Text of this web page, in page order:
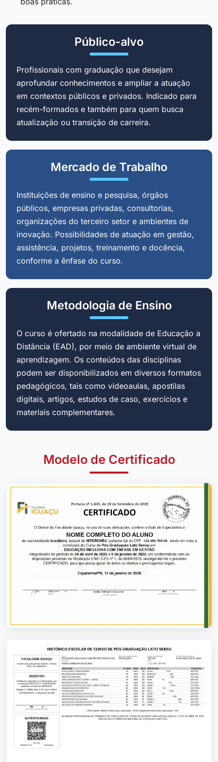
Público-alvo
Profissionais com graduação que desejam
aprofundar conhecimentos e ampliar a atuação
em contextos públicos e privados. Indicado para
recém-formados e também para quem busca
atualização ou transição de carreira.
Mercado de Trabalho
Instituições de ensino e pesquisa, órgãos
públicos, empresas privadas, consultorias,
organizações do terceiro setor e ambientes de
inovação. Possibilidades de atuação em gestão,
assistência, projetos, treinamento e docência,
conforme a ênfase do curso.
Metodologia de Ensino
O curso é ofertado na modalidade de Educação a
Distância (EAD), por meio de ambiente virtual de
aprendizagem. Os conteúdos das disciplinas
podem ser disponibilizados em diversos formatos
pedagógicos, tais como videoaulas, apostilas
digitais, artigos, estudos de caso, exercícios e
materiais complementares.
Modelo de Certificado